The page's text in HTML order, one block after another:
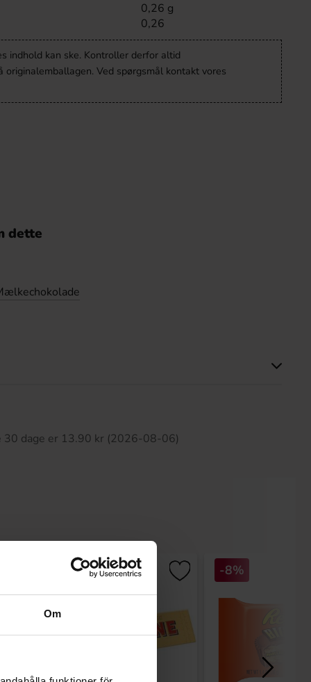
Om
0,26 g
0,26
indhold kan ske. Kontroller derfor altid
originalemballagen. Ved spørgsmål kontakt vores
dette
30 dage er 13.90 kr (2026-08-06)
-8%